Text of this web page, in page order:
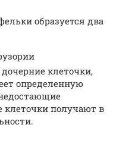
образуется два
клеточки,
определенную
клеточки получают в